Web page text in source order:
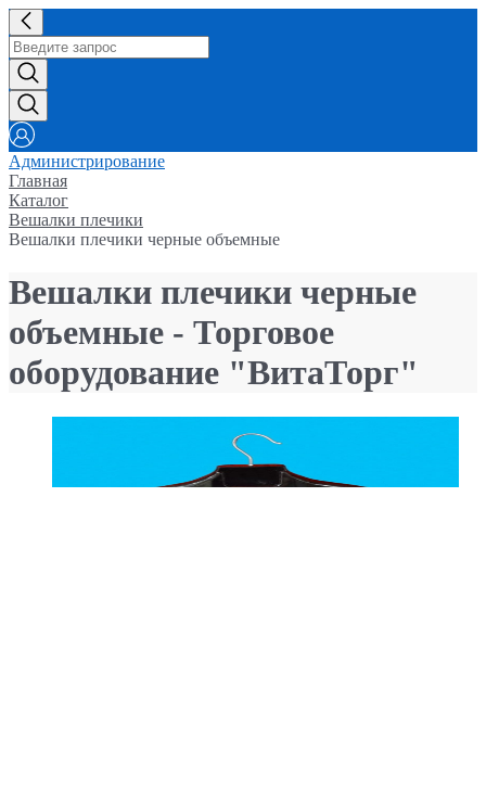
Администрирование
Главная
Каталог
Вешалки плечики
Вешалки плечики черные объемные
Вешалки плечики черные
объемные - Торговое
оборудование "ВитаТорг"